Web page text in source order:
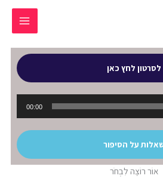
לסרטון לחץ כאן
00:00
על הסיפור
אוֹר רוֹצֶה לִבְחֹר